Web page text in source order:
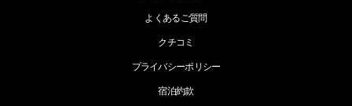
よくあるご質問
クチコミ
プライバシーポリシー
宿泊約款